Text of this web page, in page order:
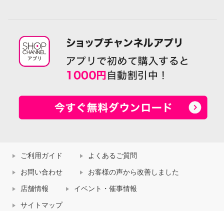
ご利用ガイド よくあるご質問
お問い合わせ お客様の声から改善しました
店舗情報 イベント・催事情報
サイトマップ